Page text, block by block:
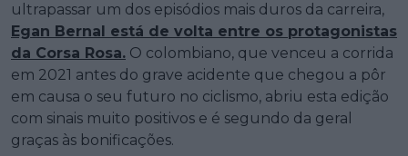
ultrapassar um dos episódios mais duros da carreira,
Egan Bernal está de volta entre os protagonistas
da Corsa Rosa. O colombiano, que venceu a corrida
em 2021 antes do grave acidente que chegou a pôr
em causa o seu futuro no ciclismo, abriu esta edição
com sinais muito positivos e é segundo da geral
graças às bonificações.